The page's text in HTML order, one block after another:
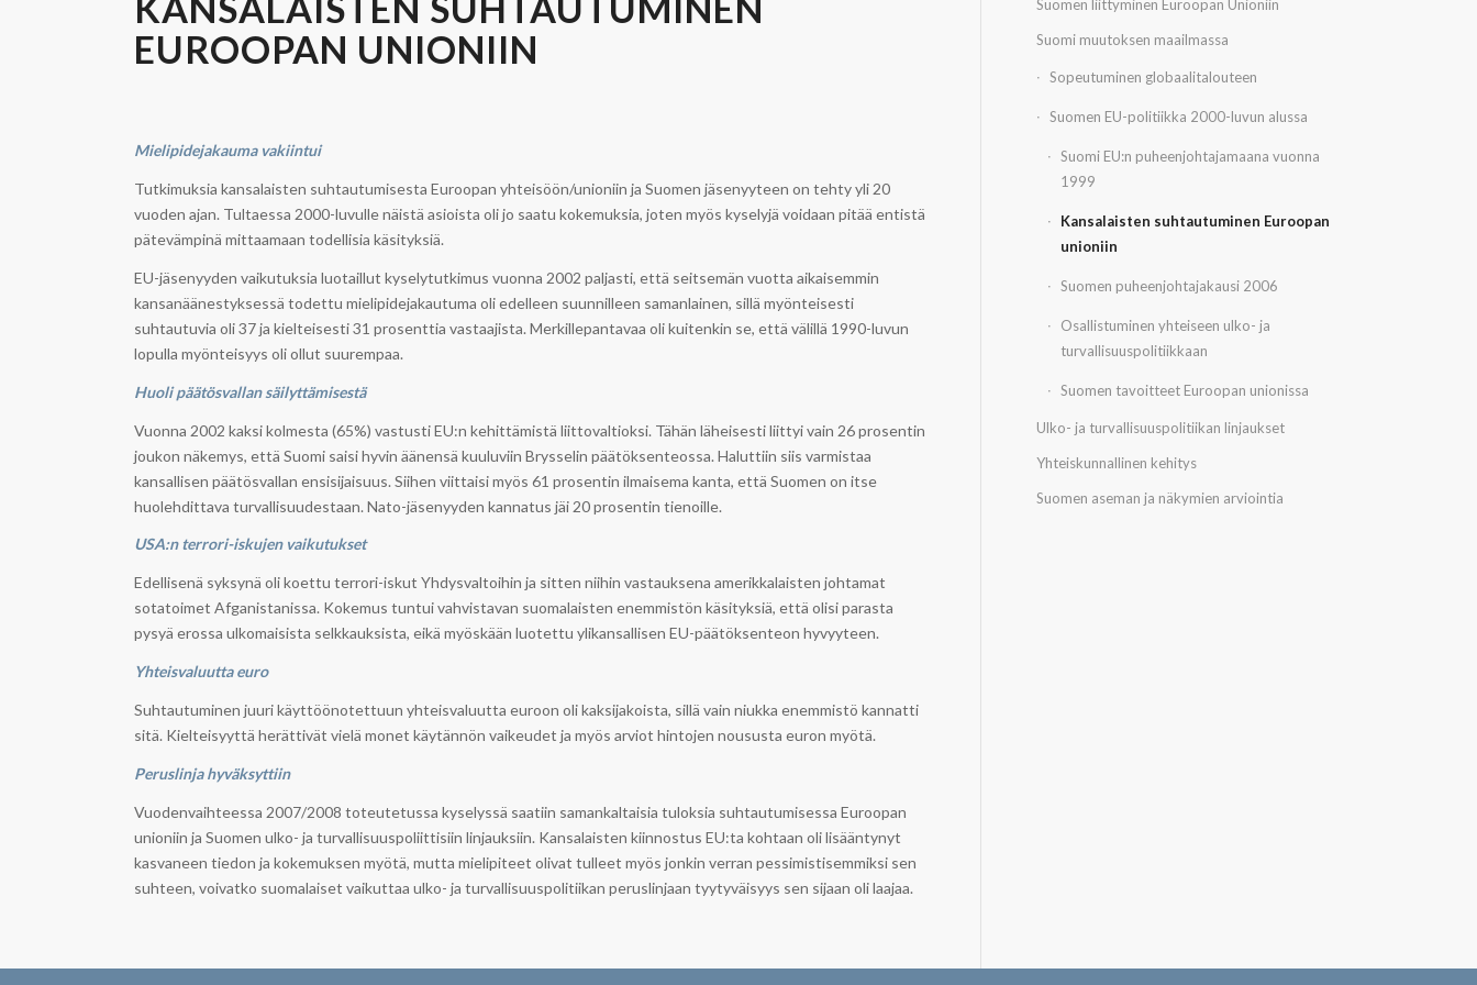
EUROOPAN UNIONIIN
Mielipidejakauma vakiintui
Tutkimuksia kansalaisten suhtautumisesta Euroopan yhteisöön/unioniin ja Suomen jäsenyyteen on tehty yli 20
vuoden ajan. Tultaessa 2000-luvulle näistä asioista oli jo saatu kokemuksia, joten myös kyselyjä voidaan pitää entistä
pätevämpinä mittaamaan todellisia käsityksiä.
EU-jäsenyyden vaikutuksia luotaillut kyselytutkimus vuonna 2002 paljasti, että seitsemän vuotta aikaisemmin
kansanäänestyksessä todettu mielipidejakautuma oli edelleen suunnilleen samanlainen, sillä myönteisesti
suhtautuvia oli 37 ja kielteisesti 31 prosenttia vastaajista. Merkillepantavaa oli kuitenkin se, että välillä 1990-luvun
lopulla myönteisyys oli ollut suurempaa.
Huoli päätösvallan säilyttämisestä
Vuonna 2002 kaksi kolmesta (65%) vastusti EU:n kehittämistä liittovaltioksi. Tähän läheisesti liittyi vain 26 prosentin
joukon näkemys, että Suomi saisi hyvin äänensä kuuluviin Brysselin päätöksenteossa. Haluttiin siis varmistaa
kansallisen päätösvallan ensisijaisuus. Siihen viittaisi myös 61 prosentin ilmaisema kanta, että Suomen on itse
huolehdittava turvallisuudestaan. Nato-jäsenyyden kannatus jäi 20 prosentin tienoille.
USA:n terrori-iskujen vaikutukset
Edellisenä syksynä oli koettu terrori-iskut Yhdysvaltoihin ja sitten niihin vastauksena amerikkalaisten johtamat
sotatoimet Afganistanissa. Kokemus tuntui vahvistavan suomalaisten enemmistön käsityksiä, että olisi parasta
pysyä erossa ulkomaisista selkkauksista, eikä myöskään luotettu ylikansallisen EU-päätöksenteon hyvyyteen.
Yhteisvaluutta euro
Suhtautuminen juuri käyttöönotettuun yhteisvaluutta euroon oli kaksijakoista, sillä vain niukka enemmistö kannatti
sitä. Kielteisyyttä herättivät vielä monet käytännön vaikeudet ja myös arviot hintojen noususta euron myötä.
Peruslinja hyväksyttiin
Vuodenvaihteessa 2007/2008 toteutetussa kyselyssä saatiin samankaltaisia tuloksia suhtautumisessa Euroopan
unioniin ja Suomen ulko- ja turvallisuuspoliittisiin linjauksiin. Kansalaisten kiinnostus EU:ta kohtaan oli lisääntynyt
kasvaneen tiedon ja kokemuksen myötä, mutta mielipiteet olivat tulleet myös jonkin verran pessimistisemmiksi sen
suhteen, voivatko suomalaiset vaikuttaa ulko- ja turvallisuuspolitiikan peruslinjaan tyytyväisyys sen sijaan oli laajaa.
Suomen liittyminen Euroopan Unioniin
Suomi muutoksen maailmassa
Sopeutuminen globaalitalouteen
Suomen EU-politiikka 2000-luvun alussa
Suomi EU:n puheenjohtajamaana vuonna
1999
Kansalaisten suhtautuminen Euroopan
unioniin
Suomen puheenjohtajakausi 2006
Osallistuminen yhteiseen ulko- ja
turvallisuuspolitiikkaan
Suomen tavoitteet Euroopan unionissa
Ulko- ja turvallisuuspolitiikan linjaukset
Yhteiskunnallinen kehitys
Suomen aseman ja näkymien arviointia